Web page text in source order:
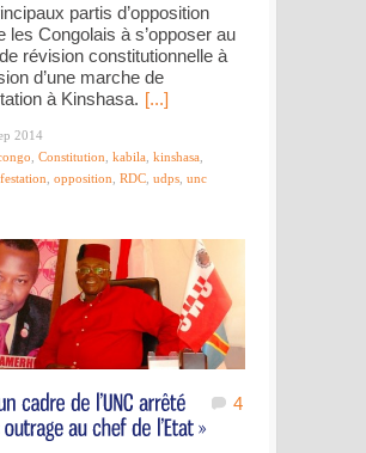
partis d’opposition
les Congolais à s’opposer au
révision constitutionnelle à
d’une marche de
à Kinshasa. [...]
2014
Constitution kabila kinshasa
opposition RDC udps unc
4